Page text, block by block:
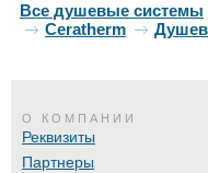
Все душевые системы
Ceratherm
О КОМПАНИИ
Реквизиты
Партнеры